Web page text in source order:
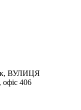
ВУЛИЦЯ
406